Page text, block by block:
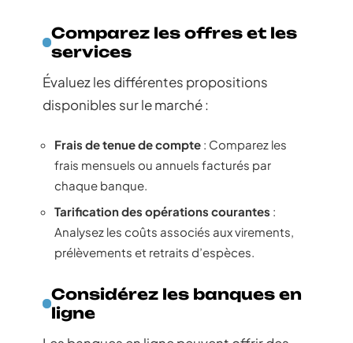
Comparez les offres et les
services
Évaluez les différentes propositions
disponibles sur le marché :
Frais de tenue de compte : Comparez les
frais mensuels ou annuels facturés par
chaque banque.
Tarification des opérations courantes :
Analysez les coûts associés aux virements,
prélèvements et retraits d’espèces.
Considérez les banques en
ligne